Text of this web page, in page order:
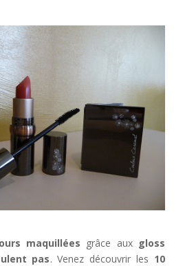
maquillées grâce aux gloss
pas. Venez découvrir les 10